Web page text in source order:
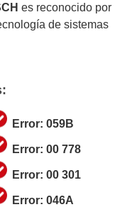
es reconocido por
de sistemas
Error: 059B
Error: 00 778
Error: 00 301
Error: 046A